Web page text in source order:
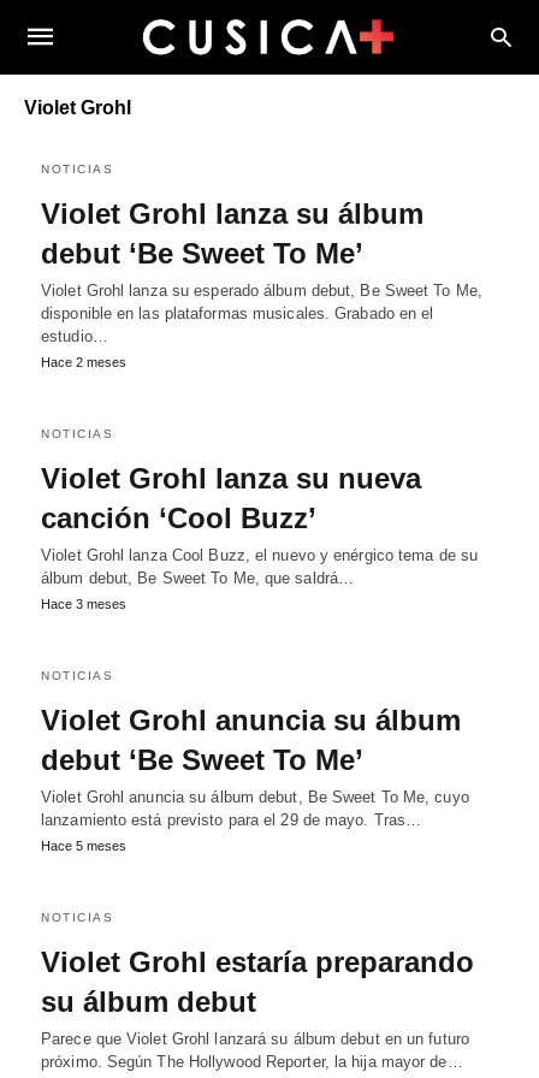
Violet Grohl
NOTICIAS
Violet Grohl lanza su álbum
debut ‘Be Sweet To Me’
Violet Grohl lanza su esperado álbum debut, Be Sweet To Me,
disponible en las plataformas musicales. Grabado en el
estudio…
Hace 2 meses
NOTICIAS
Violet Grohl lanza su nueva
canción ‘Cool Buzz’
Violet Grohl lanza Cool Buzz, el nuevo y enérgico tema de su
álbum debut, Be Sweet To Me, que saldrá…
Hace 3 meses
NOTICIAS
Violet Grohl anuncia su álbum
debut ‘Be Sweet To Me’
Violet Grohl anuncia su álbum debut, Be Sweet To Me, cuyo
lanzamiento está previsto para el 29 de mayo. Tras…
Hace 5 meses
NOTICIAS
Violet Grohl estaría preparando
su álbum debut
Parece que Violet Grohl lanzará su álbum debut en un futuro
próximo. Según The Hollywood Reporter, la hija mayor de…